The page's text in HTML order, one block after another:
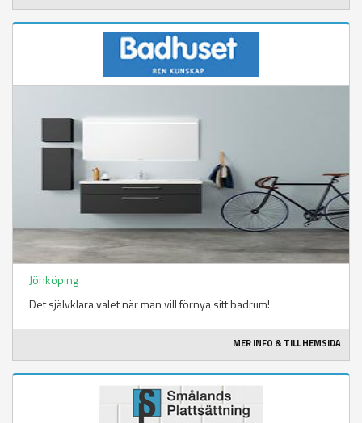
Jönköping
Det självklara valet när man vill förnya sitt badrum!
MER INFO & TILL HEMSIDA